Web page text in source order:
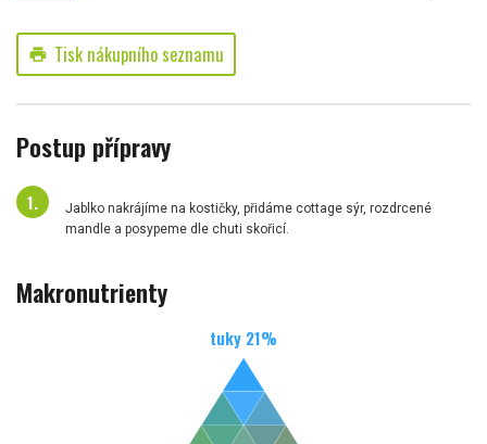
print Tisk nákupního seznamu
Postup přípravy
Jablko nakrájíme na kostičky, přidáme cottage sýr, rozdrcené
mandle a posypeme dle chuti skořicí.
Makronutrienty
tuky 21%